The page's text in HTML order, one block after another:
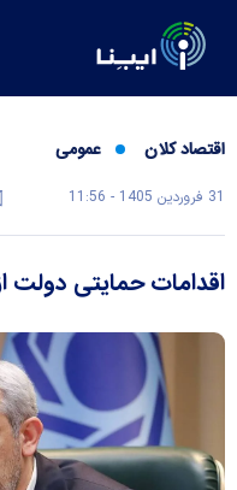
اقتصاد کلان عمومی
31 فروردين 1405 - 11:56
اقدامات حمایتی دولت